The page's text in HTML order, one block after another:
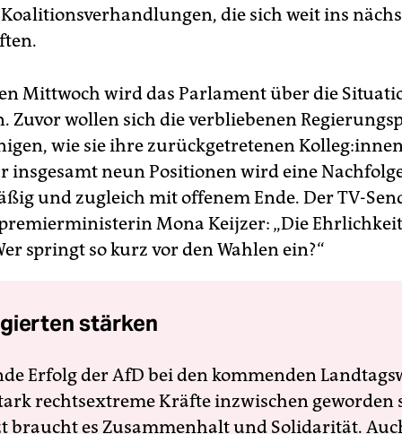
die sich weit ins
Mittwoch wird das Parlament über die
Zuvor wollen sich die verbliebenen
wie sie ihre zurückgetretenen
insgesamt neun Positionen wird eine
und zugleich mit offenem Ende. Der TV-
Mona Keijzer: „Die Ehrlichkeit
springt so kurz vor den Wahlen ein?“
stärken
Erfolg der AfD bei den kommenden
rechtsextreme Kräfte inzwischen geworden
braucht es Zusammenhalt und Solidarität.